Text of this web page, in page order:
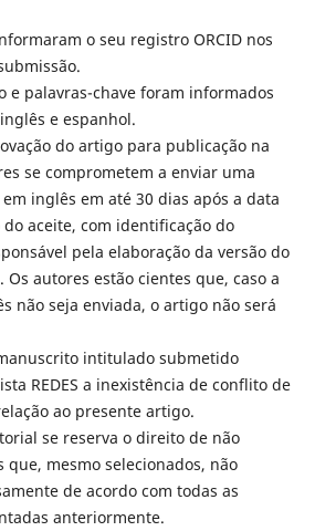
o seu registro ORCID nos
e palavras-chave foram informados
e espanhol.
do artigo para publicação na
se comprometem a enviar uma
inglês em até 30 dias após a data
aceite, com identificação do
pela elaboração da versão do
Os autores estão cientes que, caso a
não seja enviada, o artigo não será
intitulado submetido
REDES a inexistência de conflito de
ao presente artigo.
se reserva o direito de não
mesmo selecionados, não
de acordo com todas as
anteriormente.